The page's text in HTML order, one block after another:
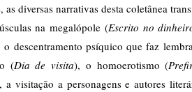
diversas narrativas desta coletânea
na megalópole (Escrito no
o descentramento psíquico que faz
(Dia de visita), o homoerotismo (
a visitação a personagens e autores